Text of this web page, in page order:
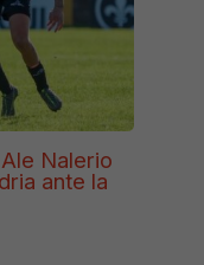
Nalerio
ante la